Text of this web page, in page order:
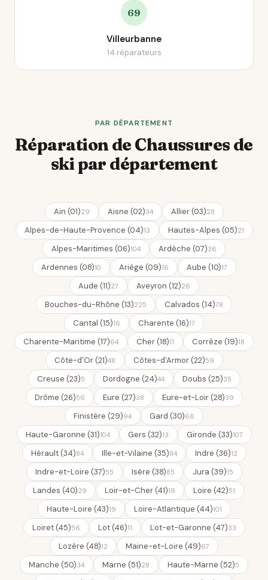
69
Villeurbanne
14 réparateurs
PAR DÉPARTEMENT
Réparation de Chaussures de
ski par département
Ain (01)29 Aisne (02)34 Allier (03)28
Alpes-de-Haute-Provence (04)13 Hautes-Alpes (05)21
Alpes-Maritimes (06)104 Ardèche (07)36
Ardennes (08)10 Ariège (09)16 Aube (10)17
Aude (11)27 Aveyron (12)26
Bouches-du-Rhône (13)225 Calvados (14)78
Cantal (15)16 Charente (16)17
Charente-Maritime (17)64 Cher (18)11 Corrèze (19)18
Côte-d'Or (21)48 Côtes-d'Armor (22)59
Creuse (23)5 Dordogne (24)44 Doubs (25)35
Drôme (26)56 Eure (27)38 Eure-et-Loir (28)39
Finistère (29)94 Gard (30)66
Haute-Garonne (31)104 Gers (32)13 Gironde (33)107
Hérault (34)84 Ille-et-Vilaine (35)84 Indre (36)12
Indre-et-Loire (37)55 Isère (38)85 Jura (39)15
Landes (40)29 Loir-et-Cher (41)19 Loire (42)51
Haute-Loire (43)19 Loire-Atlantique (44)101
Loiret (45)56 Lot (46)11 Lot-et-Garonne (47)33
Lozère (48)12 Maine-et-Loire (49)67
Manche (50)34 Marne (51)28 Haute-Marne (52)5